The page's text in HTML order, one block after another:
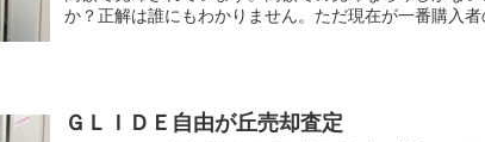
か？正解は誰にもわかりません。ただ現在が一番購入
ＧＬＩＤＥ自由が丘売却査定